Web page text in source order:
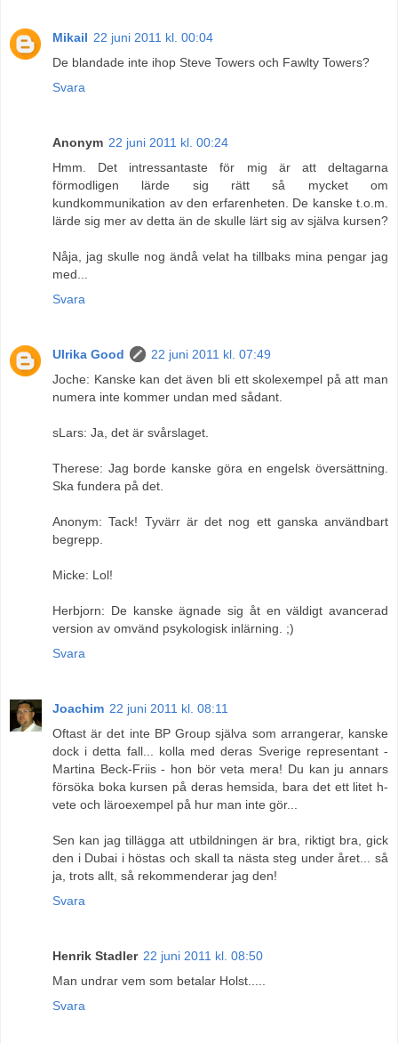
Mikail 22 juni 2011 kl. 00:04
De blandade inte ihop Steve Towers och Fawlty Towers?
Svara
Anonym 22 juni 2011 kl. 00:24
Hmm. Det intressantaste för mig är att deltagarna
förmodligen lärde sig rätt så mycket om
kundkommunikation av den erfarenheten. De kanske t.o.m.
lärde sig mer av detta än de skulle lärt sig av själva kursen?
Nåja, jag skulle nog ändå velat ha tillbaks mina pengar jag
med...
Svara
Ulrika Good
22 juni 2011 kl. 07:49
Joche: Kanske kan det även bli ett skolexempel på att man
numera inte kommer undan med sådant.
sLars: Ja, det är svårslaget.
Therese: Jag borde kanske göra en engelsk översättning.
Ska fundera på det.
Anonym: Tack! Tyvärr är det nog ett ganska användbart
begrepp.
Micke: Lol!
Herbjorn: De kanske ägnade sig åt en väldigt avancerad
version av omvänd psykologisk inlärning. ;)
Svara
Joachim 22 juni 2011 kl. 08:11
Oftast är det inte BP Group själva som arrangerar, kanske
dock i detta fall... kolla med deras Sverige representant -
Martina Beck-Friis - hon bör veta mera! Du kan ju annars
försöka boka kursen på deras hemsida, bara det ett litet h-
vete och läroexempel på hur man inte gör...
Sen kan jag tillägga att utbildningen är bra, riktigt bra, gick
den i Dubai i höstas och skall ta nästa steg under året... så
ja, trots allt, så rekommenderar jag den!
Svara
Henrik Stadler 22 juni 2011 kl. 08:50
Man undrar vem som betalar Holst.....
Svara